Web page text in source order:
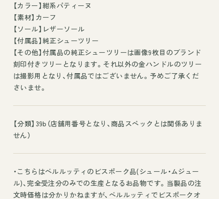
【カラー】紺系パティーヌ
【素材】カーフ
【ソール】レザーソール
【付属品】純正シューツリー
【その他】付属品の純正シューツリーは画像9枚目のブランド
刻印付きツリーとなります。それ以外の金ハンドルのツリー
は撮影用となり、付属品ではございません。予めご了承くだ
さいませ。
【分類】39b（店舗用番号となり、商品スペックとは関係ありま
せん）
・こちらはベルルッティのビスポーク品(シュール・ムジュー
ル)、完全受注分のみでの生産となるお品物です。当製品の注
文時価格は分かりかねますが、ベルルッティでビスポークオ